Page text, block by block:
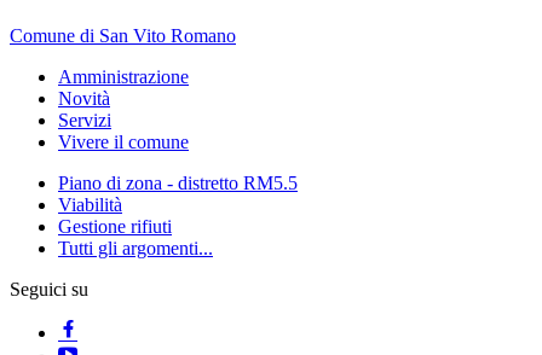
Comune di San Vito Romano
Amministrazione
Novità
Servizi
Vivere il comune
Piano di zona - distretto RM5.5
Viabilità
Gestione rifiuti
Tutti gli argomenti...
Seguici su